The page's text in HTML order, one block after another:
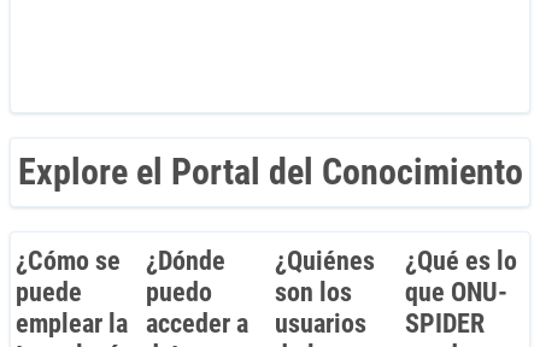
Explore el Portal del Conocimiento
¿Cómo se
puede
emplear la
¿Dónde
puedo
acceder a
¿Quiénes
son los
usuarios
¿Qué es lo
que ONU-
SPIDER